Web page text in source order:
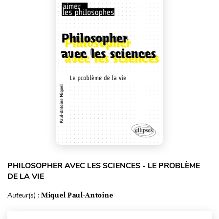
PHILOSOPHER AVEC LES SCIENCES - LE PROBLÈME
DE LA VIE
Auteur(s) : Miquel Paul-Antoine